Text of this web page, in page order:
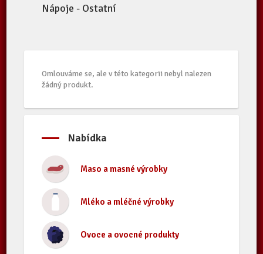
Nápoje - Ostatní
Omlouváme se, ale v této kategorii nebyl nalezen
žádný produkt.
Nabídka
Maso a masné výrobky
Mléko a mléčné výrobky
Ovoce a ovocné produkty